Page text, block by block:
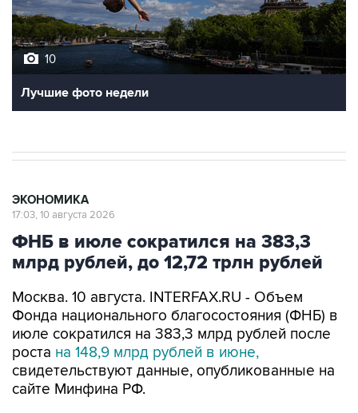
10
Лучшие фото недели
ЭКОНОМИКА
17:03, 10 августа 2026
ФНБ в июле сократился на 383,3
млрд рублей, до 12,72 трлн рублей
Москва. 10 августа. INTERFAX.RU - Объем
Фонда национального благосостояния (ФНБ) в
июле сократился на 383,3 млрд рублей после
роста на 148,9 млрд рублей в июне,
свидетельствуют данные, опубликованные на
сайте Минфина РФ.